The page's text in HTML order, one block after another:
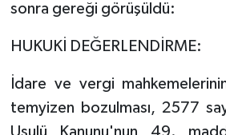
sonra gereği görüşüldü:
HUKUKİ DEĞERLENDİRME:
İdare ve vergi
temyizen bozulması, 2577